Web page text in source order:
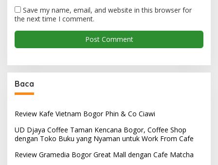
Save my name, email, and website in this browser for
the next time I comment.
Baca
Review Kafe Vietnam Bogor Phin & Co Ciawi
UD Djaya Coffee Taman Kencana Bogor, Coffee Shop
dengan Toko Buku yang Nyaman untuk Work From Cafe
Review Gramedia Bogor Great Mall dengan Cafe Matcha